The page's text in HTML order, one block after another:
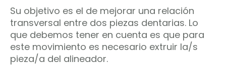
Su objetivo es el de mejorar una relación
transversal entre dos piezas dentarias. Lo
que debemos tener en cuenta es que para
este movimiento es necesario extruir la/s
pieza/a del alineador.